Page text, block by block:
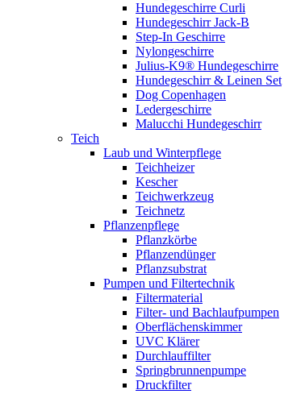
Hundegeschirre Curli
Hundegeschirr Jack-B
Step-In Geschirre
Nylongeschirre
Julius-K9® Hundegeschirre
Hundegeschirr & Leinen Set
Dog Copenhagen
Ledergeschirre
Malucchi Hundegeschirr
Teich
Laub und Winterpflege
Teichheizer
Kescher
Teichwerkzeug
Teichnetz
Pflanzenpflege
Pflanzkörbe
Pflanzendünger
Pflanzsubstrat
Pumpen und Filtertechnik
Filtermaterial
Filter- und Bachlaufpumpen
Oberflächenskimmer
UVC Klärer
Durchlauffilter
Springbrunnenpumpe
Druckfilter